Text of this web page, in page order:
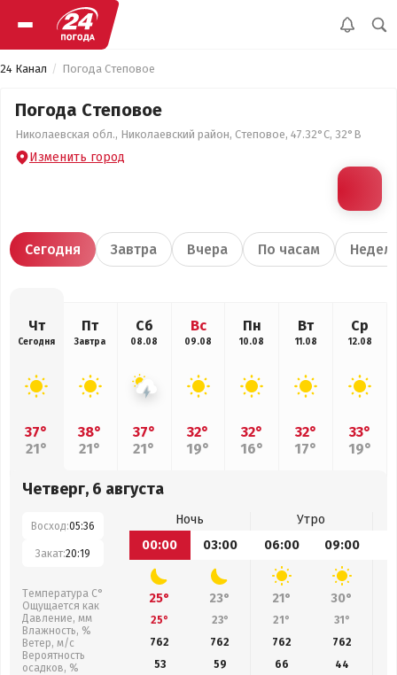
24 Канал Погода Степовое
Погода Степовое
Николаевская обл., Николаевский район, Степовое, 47.32°С, 32°В
Изменить город
Сегодня Завтра Вчера По часам
Чт
Сегодня
37°
21°
Пт
Завтра
38°
21°
Сб
08.08
37°
21°
Вс
09.08
32°
19°
Пн
10.08
32°
16°
Вт
11.08
32°
17°
Ср
12.08
33°
19°
Четверг, 6 августа
Восход:05:36
Закат:20:19
Температура С°
Ощущается как
Давление, мм
Влажность, %
Ветер, м/с
Вероятность
осадков, %
Ночь
Утро
00:00
03:00 06:00 09:00
25° 23° 21° 30°
25° 23° 21° 31°
762
762 762 762
53
59 66 44